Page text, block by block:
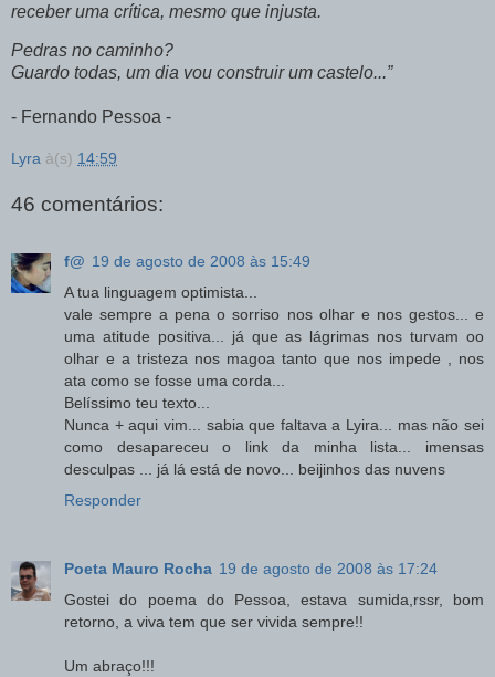
receber uma crítica, mesmo que injusta.
Pedras no caminho?
Guardo todas, um dia vou construir um castelo...”
- Fernando Pessoa -
Lyra à(s) 14:59
46 comentários:
f@ 19 de agosto de 2008 às 15:49
A tua linguagem optimista...
vale sempre a pena o sorriso nos olhar e nos gestos... e
uma atitude positiva... já que as lágrimas nos turvam oo
olhar e a tristeza nos magoa tanto que nos impede , nos
ata como se fosse uma corda...
Belíssimo teu texto...
Nunca + aqui vim... sabia que faltava a Lyira... mas não sei
como desapareceu o link da minha lista... imensas
desculpas ... já lá está de novo... beijinhos das nuvens
Responder
Poeta Mauro Rocha 19 de agosto de 2008 às 17:24
Gostei do poema do Pessoa, estava sumida,rssr, bom
retorno, a viva tem que ser vivida sempre!!
Um abraço!!!